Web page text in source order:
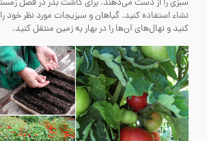
سبزی را از دست می‌دهند. برای کاشت بذر در فصل
نشاء استفاده کنید. گیاهان و سبزیجات مورد نظر خود
کنید و نهال‌های آن‌ها را در بهار به زمین منتقل کنید.